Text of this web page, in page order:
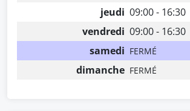
jeudi 09:00 - 16:30
vendredi 09:00 - 16:30
samedi FERMÉ
dimanche FERMÉ